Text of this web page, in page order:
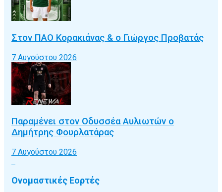
Στον ΠΑΟ Κορακιάνας & ο Γιώργος Προβατάς
7 Αυγούστου 2026
Παραμένει στον Οδυσσέα Αυλιωτών ο
Δημήτρης Φουρλατάρας
7 Αυγούστου 2026
Ονομαστικές Εορτές